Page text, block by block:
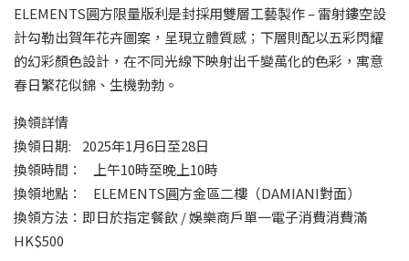
ELEMENTS圓方限量版利是封採用雙層工藝製作 – 雷射鏤空設
計勾勒出賀年花卉圖案，呈現立體質感；下層則配以五彩閃耀
的幻彩顏色設計，在不同光線下映射出千變萬化的色彩，寓意
春日繁花似錦、生機勃勃。
換領詳情
換領日期: 2025年1月6日至28日
換領時間： 上午10時至晚上10時
換領地點： ELEMENTS圓方金區二樓（DAMIANI對面）
換領方法：即日於指定餐飲 / 娛樂商戶單一電子消費消費滿
HK$500